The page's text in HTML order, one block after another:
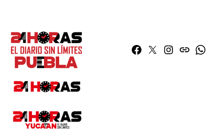
Facebook
TwitterInstagram
issuu